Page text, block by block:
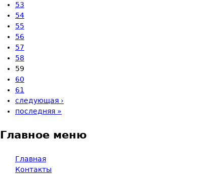
53
54
55
56
57
58
59
60
61
следующая ›
последняя »
Главное меню
Главная
Контакты